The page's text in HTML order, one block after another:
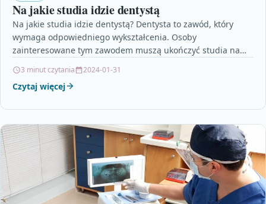
Na jakie studia idzie dentystą
Na jakie studia idzie dentystą? Dentysta to zawód, który
wymaga odpowiedniego wykształcenia. Osoby
zainteresowane tym zawodem muszą ukończyć studia na
3 minut czytania 2024-01-31
Czytaj więcej